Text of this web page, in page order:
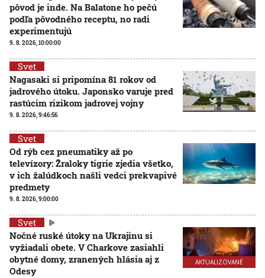
pôvod je inde. Na Balatone ho pečú
podľa pôvodného receptu, no radi
experimentujú
9. 8. 2026, 10:00:00
Svet
Nagasaki si pripomína 81 rokov od
jadrového útoku. Japonsko varuje pred
rastúcim rizikom jadrovej vojny
9. 8. 2026, 9:46:56
Svet
Od rýb cez pneumatiky až po
televízory: Žraloky tigrie zjedia všetko,
v ich žalúdkoch našli vedci prekvapivé
predmety
9. 8. 2026, 9:00:00
AKTUALIZOVANÉ
Svet
Nočné ruské útoky na Ukrajinu si
vyžiadali obete. V Charkove zasiahli
obytné domy, zranených hlásia aj z
Odesy